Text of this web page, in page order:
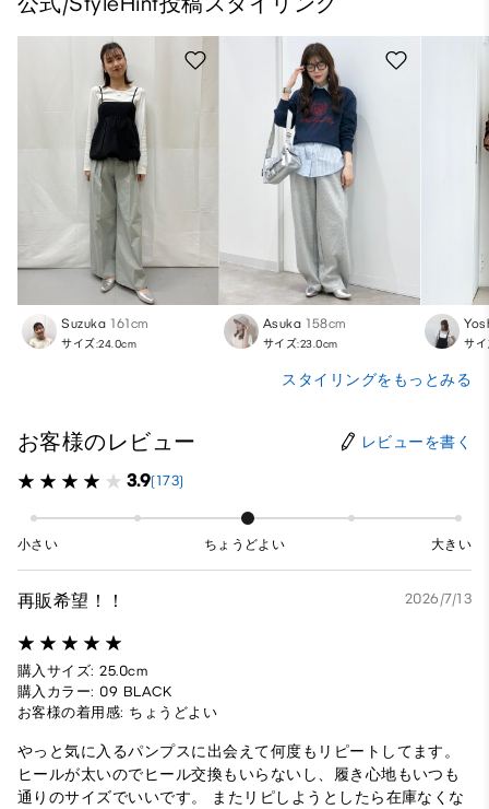
Suzuka 161cm
サイズ:24.0cm
Asuka 158cm
サイズ:23.0cm サ
スタイリングをもっとみる
お客様のレビュー レビューを書く
3.9(173)
小さい ちょうどよい 大きい
再販希望！！ 2026/7/13
購入サイズ: 25.0cm
購入カラー: 09 BLACK
お客様の着用感: ちょうどよい
やっと気に入るパンプスに出会えて何度もリピートしてます。
ヒールが太いのでヒール交換もいらないし、履き心地もいつも
通りのサイズでいいです。 またリピしようとしたら在庫なくな